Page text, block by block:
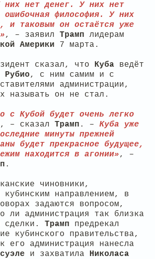
них нет денег. У них нет
философия. У них
и таковым он остаётся уже
, – заявил Трамп лидерам
Америки 7 марта.
сказал, что Куба ведёт
Рубио, с ним самим и с
администрации,
называть он не стал.
с Кубой будет очень легко
, – сказал Трамп . – Куба уже
минуты прежней
будет прекрасное будущее,
находится в агонии», –
.
чиновники,
кубинским направлением, в
задаются вопросом,
ли администрация так близка
сделки. Трамп предрекал
кубинского правительства,
его администрация нанесла
и захватила Николаса